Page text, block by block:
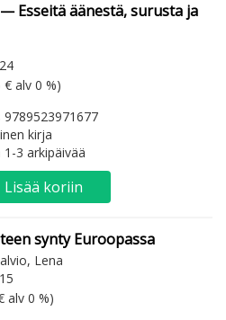
Esseitä äänestä, surusta ja
hinta hinta
€ alv 0 %)
kirja
3 arkipäivää
Lisää koriin
synty Euroopassa
Lena
hinta hinta
alv 0 %)